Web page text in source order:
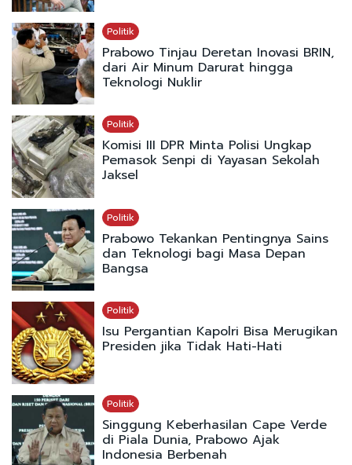
Politik
Prabowo Tinjau Deretan Inovasi BRIN,
dari Air Minum Darurat hingga
Teknologi Nuklir
Politik
Komisi III DPR Minta Polisi Ungkap
Pemasok Senpi di Yayasan Sekolah
Jaksel
Politik
Prabowo Tekankan Pentingnya Sains
dan Teknologi bagi Masa Depan
Bangsa
Politik
Isu Pergantian Kapolri Bisa Merugikan
Presiden jika Tidak Hati-Hati
Politik
Singgung Keberhasilan Cape Verde
di Piala Dunia, Prabowo Ajak
Indonesia Berbenah